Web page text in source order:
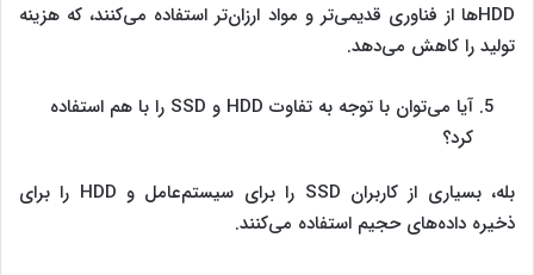
HDDها از فناوری قدیمی‌تر و مواد ارزان‌تر استفاده می‌کنند، که هزینه
تولید را کاهش می‌دهد.
آیا می‌توان با توجه به تفاوت HDD و SSD را با هم استفاده
کرد؟
بله، بسیاری از کاربران SSD را برای سیستم‌عامل و HDD را برای
ذخیره داده‌های حجیم استفاده می‌کنند.